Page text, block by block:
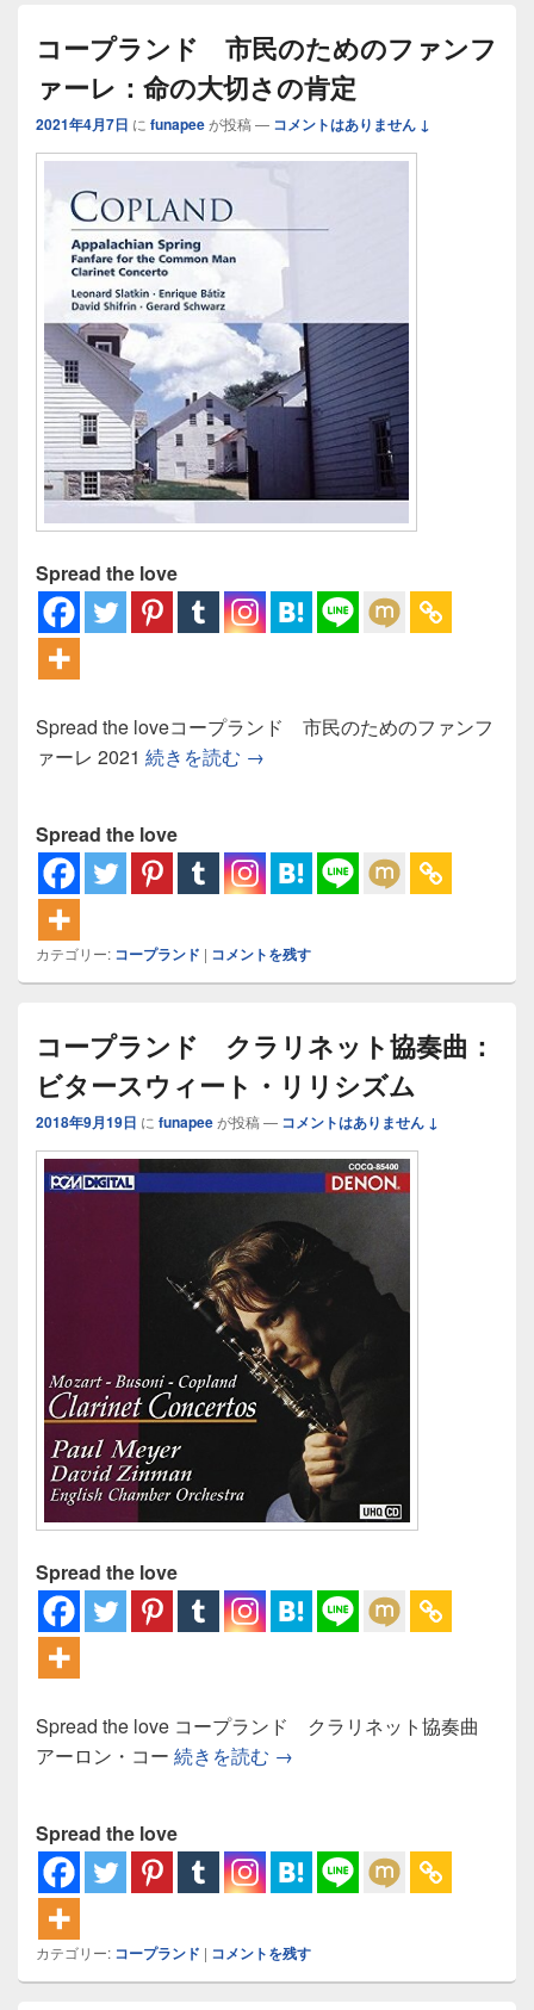
コープランド 市民のためのファンフ
ァーレ：命の大切さの肯定
2021年4月7日 に funapeeが投稿 — コメントはありません ↓
Spread the love
Spread the loveコープランド 市民のためのファンフ
ァーレ 2021 続きを読む コープランド 市民のためのフ
→
Spread the love
カテゴリー: コープランド | コメントを残す
コープランド クラリネット協奏曲：
ビタースウィート・リリシズム
2018年9月19日 に funapeeが投稿 — コメントはありません ↓
Spread the love
Spread the love コープランド クラリネット協奏曲
アーロン・コー 続きを読む コープランド クラリネット
→
Spread the love
カテゴリー: コープランド | コメントを残す